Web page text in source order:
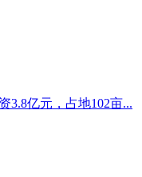
3.8亿元，占地102亩...